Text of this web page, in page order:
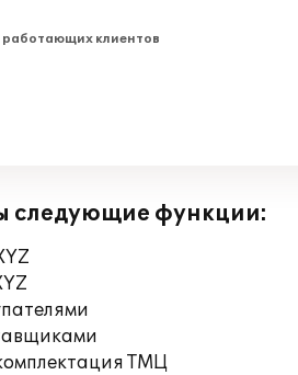
клиентов
следующие функции:
ТМЦ